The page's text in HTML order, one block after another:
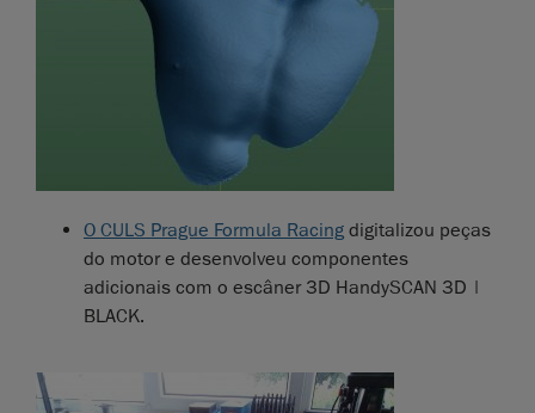
O CULS Prague Formula Racing digitalizou peças
do motor e desenvolveu componentes
adicionais com o escâner 3D HandySCAN 3D |
BLACK.